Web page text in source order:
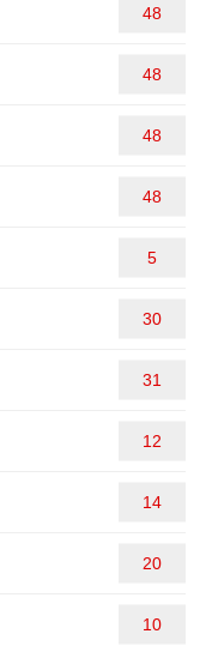
52
52
52
52
5
30
31
12
14
20
10